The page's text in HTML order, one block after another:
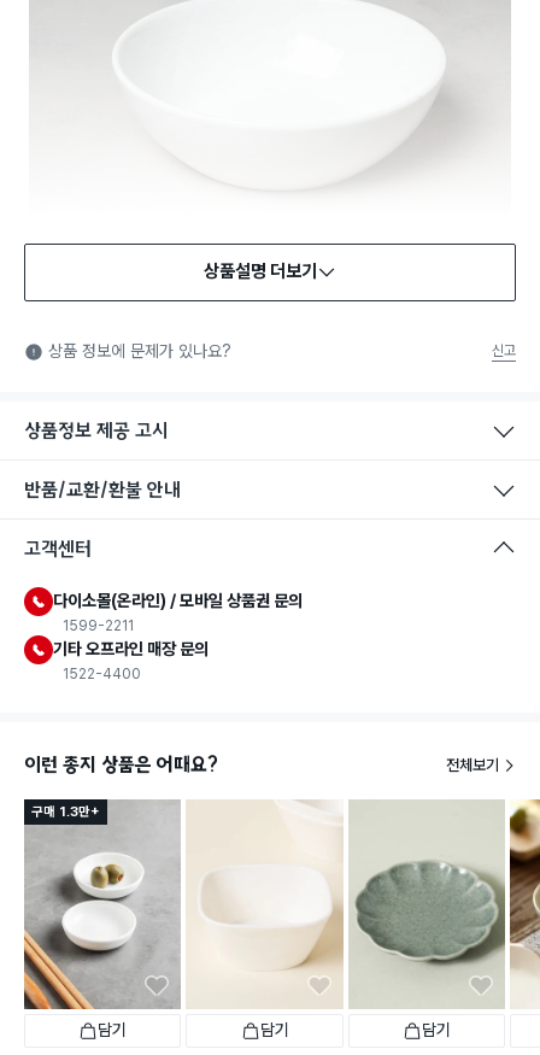
식품용 기구: 식품위생법에서 정한 규격에 따라 제조되어 식품 또
는 식품첨가물에 사용할 수 있는 식품용기구라는 표시입니다.
상품설명 더보기
상품 정보에 문제가 있나요? 신고
상품정보 제공 고시
반품/교환/환불 안내
고객센터
다이소몰(온라인) / 모바일 상품권 문의
1599-2211
기타 오프라인 매장 문의
1522-4400
이런 종지 상품은 어때요? 전체보기
구매 1.3만+
담기 담기 담기